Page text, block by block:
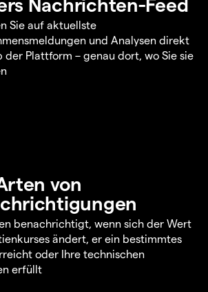
Sie auf aktuellste
und Analysen direkt
der Plattform – genau dort, wo Sie sie
von
benachrichtigt, wenn sich der Wert
ändert, er ein bestimmtes
oder Ihre technischen
erfüllt